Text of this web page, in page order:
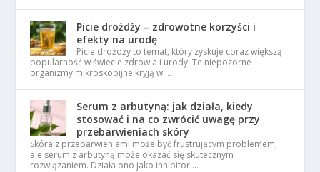
Picie drożdży – zdrowotne korzyści i
efekty na urodę
Picie drożdży to temat, który zyskuje coraz większą
popularność w świecie zdrowia i urody. Te niepozorne
organizmy mikroskopijne kryją w …
Serum z arbutyną: jak działa, kiedy
stosować i na co zwrócić uwagę przy
przebarwieniach skóry
Skóra z przebarwieniami może być frustrującym problemem,
ale serum z arbutyną może okazać się skutecznym
rozwiązaniem. Działa ono jako inhibitor …